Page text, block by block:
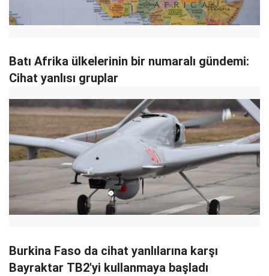
Batı Afrika ülkelerinin bir numaralı gündemi:
Cihat yanlısı gruplar
Burkina Faso da cihat yanlılarına karşı
Bayraktar TB2'yi kullanmaya başladı